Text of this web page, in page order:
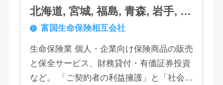
北海道, 宮城, 福島, 青森, 岩手, 秋
田, 山形, 東京, 神奈川, 千葉, 埼
玉, 茨城, 栃木, 群馬, 新潟, 石川,
富山, 福井, 長野, 山梨, 愛知, 静
富国生命保険相互会社
生命保険業 個人・企業向け保険商品の販売
と保全サービス、財務貸付・有価証券投資
など。 「ご契約者の利益擁護」と「社会へ